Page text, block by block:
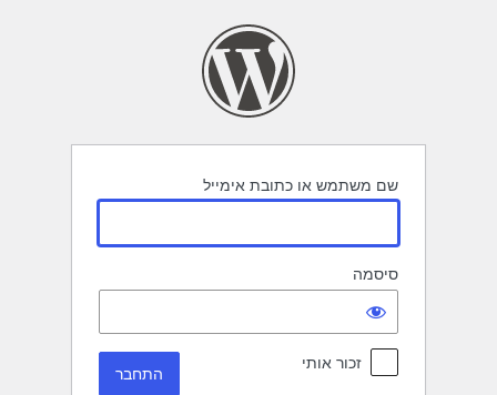
שם משתמש או כתובת אימייל
סיסמה
זכור אותי